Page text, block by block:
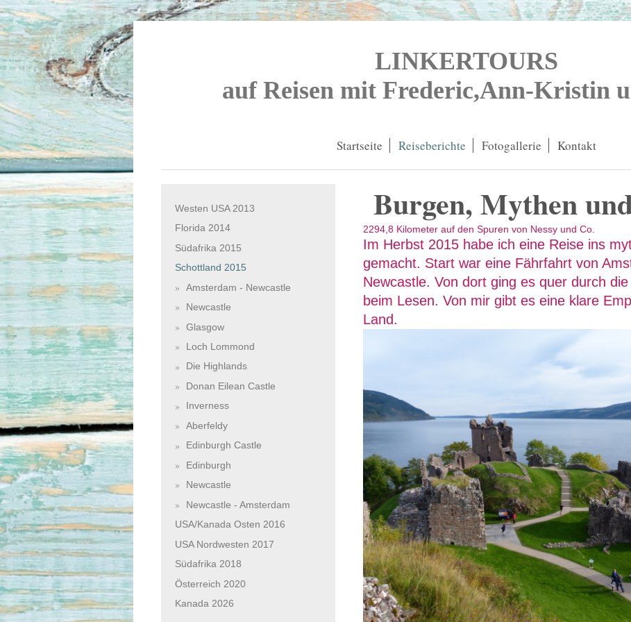
LINKERTOURS
auf Reisen mit Frederic,Ann-Kristin
Startseite Reiseberichte Fotogallerie Kontakt
Burgen, Mythen
2294,8 Kilometer auf den Spuren von Nessy und Co.
Im Herbst 2015 habe ich eine Reise ins
gemacht. Start war eine Fährfahrt von
Newcastle. Von dort ging es quer durch
beim Lesen. Von mir gibt es eine klare
Land.
Westen USA 2013
Florida 2014
Südafrika 2015
Schottland 2015
Amsterdam - Newcastle
Newcastle
Glasgow
Loch Lommond
Die Highlands
Donan Eilean Castle
Inverness
Aberfeldy
Edinburgh Castle
Edinburgh
Newcastle
Newcastle - Amsterdam
USA/Kanada Osten 2016
USA Nordwesten 2017
Südafrika 2018
Österreich 2020
Kanada 2026